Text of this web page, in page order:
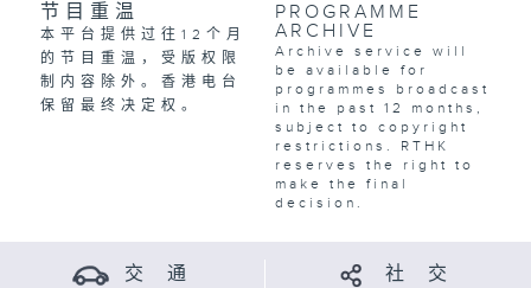
节目重温
本平台提供过往12个月
的节目重温，受版权限
制内容除外。香港电台
保留最终决定权。
PROGRAMME
ARCHIVE
Archive service will
be available for
programmes broadcast
in the past 12 months,
subject to copyright
restrictions. RTHK
reserves the right to
make the final
decision.
交 通 社 交